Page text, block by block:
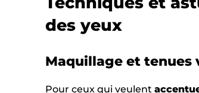
des yeux
Maquillage et tenues
Pour ceux qui veulent